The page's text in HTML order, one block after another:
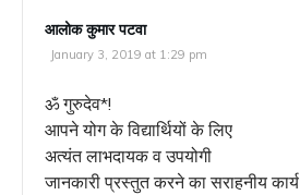
आलोक कुमार पटवा
January 3, 2019 at 1:29 pm
ॐ गुरुदेव*!
आपने योग के विद्यार्थियों के लिए
अत्यंत लाभदायक व उपयोगी
जानकारी प्रस्तुत करने का सराहनीय कार्य